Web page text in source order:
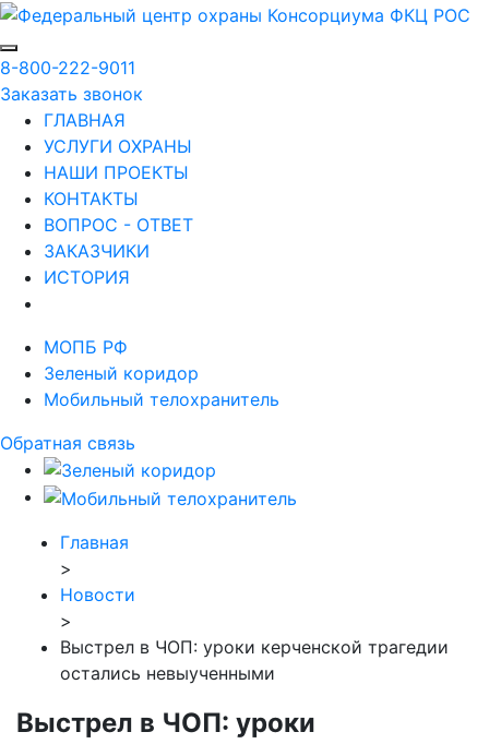
8-800-222-9011
Заказать звонок
ГЛАВНАЯ
УСЛУГИ ОХРАНЫ
НАШИ ПРОЕКТЫ
КОНТАКТЫ
ВОПРОС - ОТВЕТ
ЗАКАЗЧИКИ
ИСТОРИЯ
МОПБ РФ
Зеленый коридор
Мобильный телохранитель
Обратная связь
Главная
>
Новости
>
Выстрел в ЧОП: уроки керченской трагедии
остались невыученными
Выстрел в ЧОП: уроки